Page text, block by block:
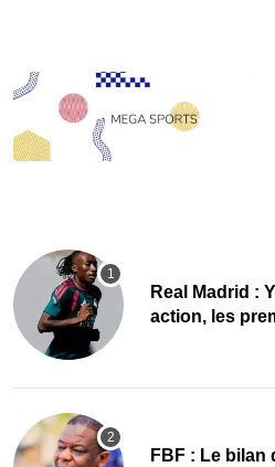
Real Madrid :
action, les
FBF : Le bilan